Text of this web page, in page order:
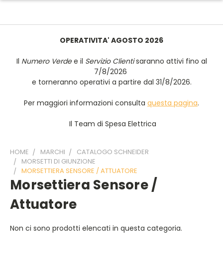
OPERATIVITA' AGOSTO 2026
Il Numero Verdee il Servizio Clientisaranno attivi fino al
7/8/2026
e torneranno operativi a partire dal 31/8/2026.
Per maggiori informazioni consulta questa pagina.
Il Team di Spesa Elettrica
HOME MARCHI
CATALOGO SCHNEIDER
MORSETTI DI GIUNZIONE
MORSETTIERA SENSORE / ATTUATORE
Morsettiera Sensore /
Attuatore
Non ci sono prodotti elencati in questa categoria.